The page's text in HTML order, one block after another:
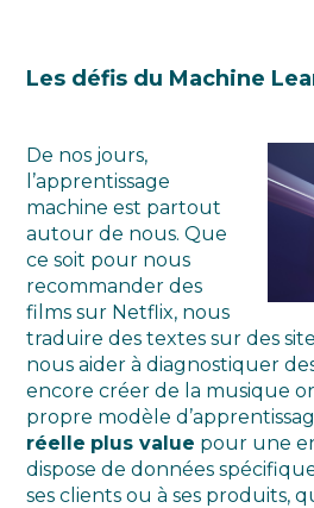
Les défis du Machine
De nos jours,
l’apprentissage
machine est partout
autour de nous. Que
ce soit pour nous
recommander des
films sur Netflix, nous
traduire des textes sur des
nous aider à diagnostiquer
encore créer de la musique
propre modèle
réelle plus value pour une
dispose de données
ses clients ou à ses produits,